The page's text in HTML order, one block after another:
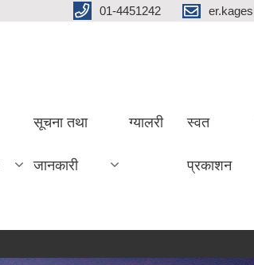
01-4451242
सूचना तथा
जानकारी
ग्यालरी स्वत
प्रकाशन